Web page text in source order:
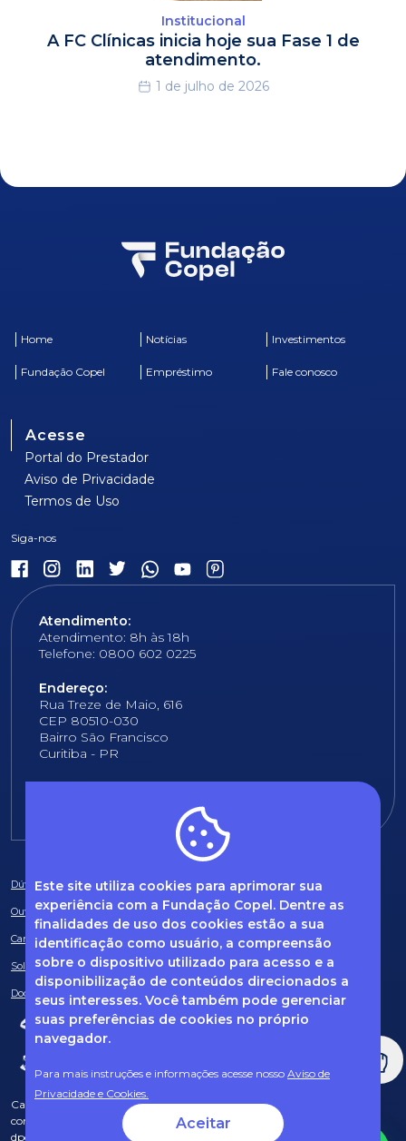
Este site utiliza cookies para aprimorar sua
experiência com a Fundação Copel. Dentre as
finalidades de uso dos cookies estão a sua
identificação como usuário, a compreensão
sobre o dispositivo utilizado para acesso e a
disponibilização de conteúdos direcionados a
seus interesses. Você também pode gerenciar
suas preferências de cookies no próprio
navegador.
Para mais instruções e informações acesse nosso Aviso de
Privacidade e Cookies.
Aceitar
Institucional
A FC Clínicas inicia hoje sua Fase 1 de
atendimento.
1 de julho de 2026
Home Notícias Investimentos
Fundação Copel Empréstimo Fale conosco
Acesse
Portal do Prestador
Aviso de Privacidade
Termos de Uso
Atendimento:
Atendimento: 8h às 18h
Telefone: 0800 602 0225
Endereço:
Rua Treze de Maio, 616
CEP 80510-030
Bairro São Francisco
Curitiba - PR
Dúvidas frequentes
Ouvidoria
Canal de Denúncias
Solicitação de informações
Documentos obrigatórios
Caso tenha dúvidas sobre Privacidade de Dados e LGPD, entre em
contato com o nosso DPO (encarregado de dados) via e-mail:
dpo@fcopel.org.br